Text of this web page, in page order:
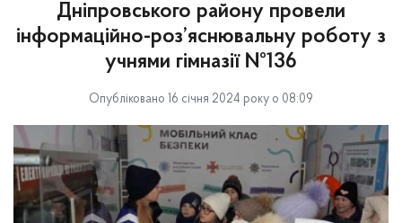
Дніпровського району провели
інформаційно-роз’яснювальну роботу з
учнями гімназії №136
Опубліковано 16 січня 2024 року о 08:09